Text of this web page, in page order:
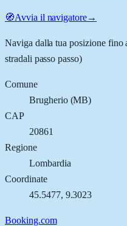
🧭Avvia il navigatore→
Naviga dalla tua posizione fino
stradali passo passo)
Comune
Brugherio(MB)
CAP
20861
Regione
Lombardia
Coordinate
45.5477, 9.3023
Booking.com